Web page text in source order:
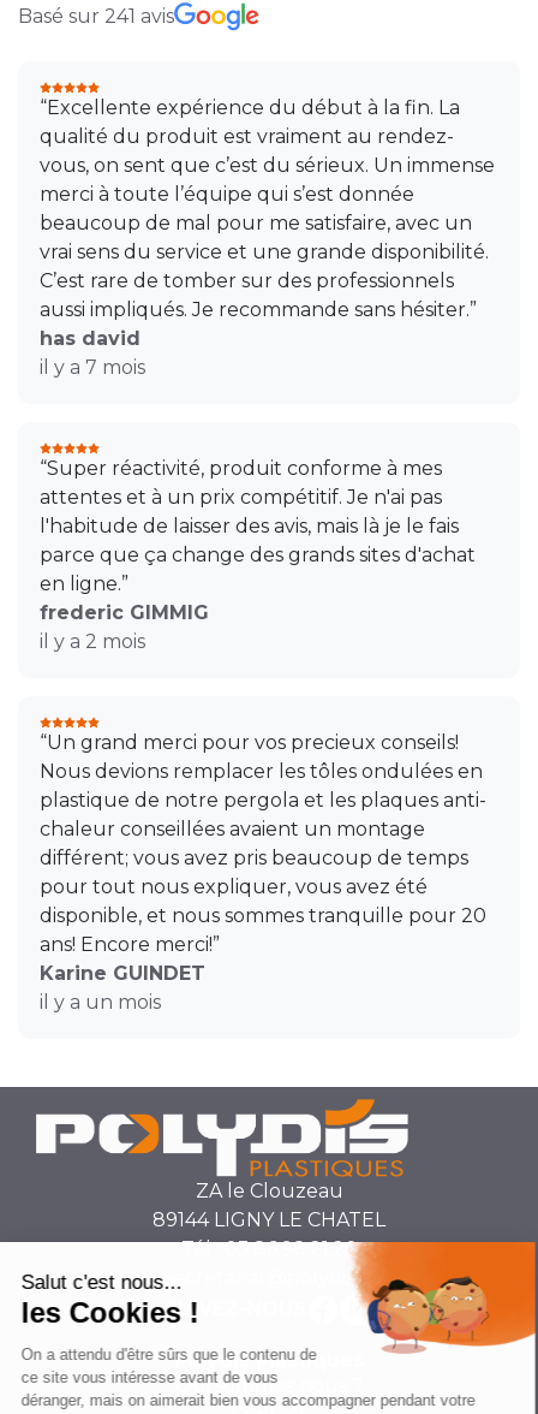
Basé sur 241 avis
“Excellente expérience du début à la fin. La
qualité du produit est vraiment au rendez-
vous, on sent que c’est du sérieux. Un immense
merci à toute l’équipe qui s’est donnée
beaucoup de mal pour me satisfaire, avec un
vrai sens du service et une grande disponibilité.
C’est rare de tomber sur des professionnels
aussi impliqués. Je recommande sans hésiter.”
has david
il y a 7 mois
“Super réactivité, produit conforme à mes
attentes et à un prix compétitif. Je n'ai pas
l'habitude de laisser des avis, mais là je le fais
parce que ça change des grands sites d'achat
en ligne.”
frederic GIMMIG
il y a 2 mois
“Un grand merci pour vos precieux conseils!
Nous devions remplacer les tôles ondulées en
plastique de notre pergola et les plaques anti-
chaleur conseillées avaient un montage
différent; vous avez pris beaucoup de temps
pour tout nous expliquer, vous avez été
disponible, et nous sommes tranquille pour 20
ans! Encore merci!”
Karine GUINDET
il y a un mois
ZA le Clouzeau
89144 LIGNY LE CHATEL
Tél : 03.86.98.21.20
secretariat@polydis.fr
SUIVEZ-NOUS
Polydis Plastiques
Qui sommes nous ?